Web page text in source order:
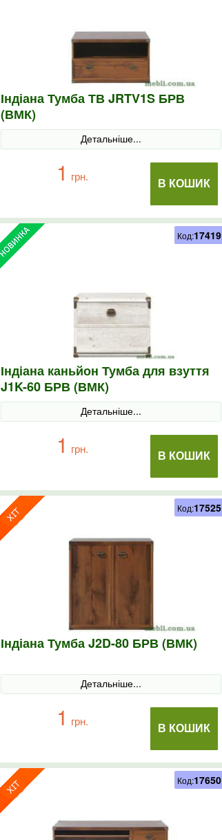
Індіана Тумба ТВ JRTV1S БРВ
(ВМК)
Детальніше...
В КОШИК
1 грн.
Індіана каньйон Тумба для взуття
J1K-60 БРВ (ВМК)
Детальніше...
В КОШИК
1 грн.
Код:17419
Індіана Тумба J2D-80 БРВ (ВМК)
Детальніше...
В КОШИК
1 грн.
Код:17525
Код:17650